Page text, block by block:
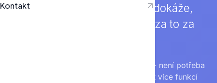
Kontakt
vám umožní prozkoumat, co dokáže,
než se rozhodnete, zda stojí za to za
Zaregistrujte se pouze pomocí e-mailu - není potřeba
žádná platba. Pokud budete potřebovat více funkcí